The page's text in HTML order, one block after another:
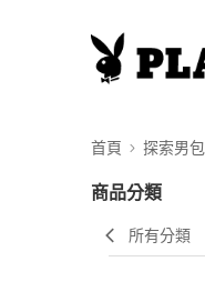
首頁 探索男包
商品分類
所有分類